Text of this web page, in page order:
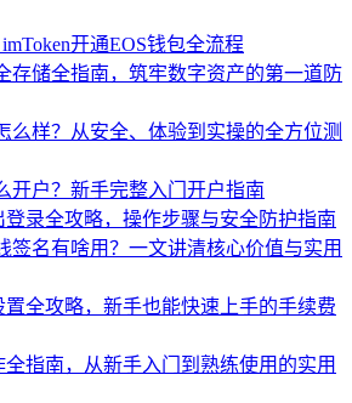
开通EOS钱包全流程
存储全指南，筑牢数字资产的第一道防
么样？从安全、体验到实操的全方位测
开户？新手完整入门开户指南
登录全攻略，操作步骤与安全防护指南
签名有啥用？一文讲清核心价值与实用
置全攻略，新手也能快速上手的手续费
全指南，从新手入门到熟练使用的实用